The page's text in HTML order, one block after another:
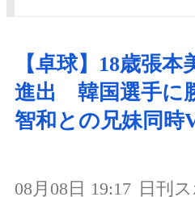
【卓球】18歳張
進出 韓国選手に
智和との兄妹同時
08月08日 19:17 日刊